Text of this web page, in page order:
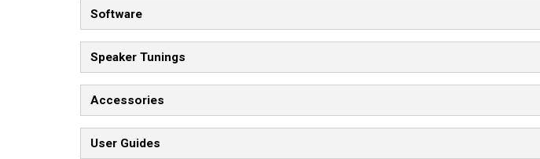
Software
Speaker Tunings
Accessories
User Guides